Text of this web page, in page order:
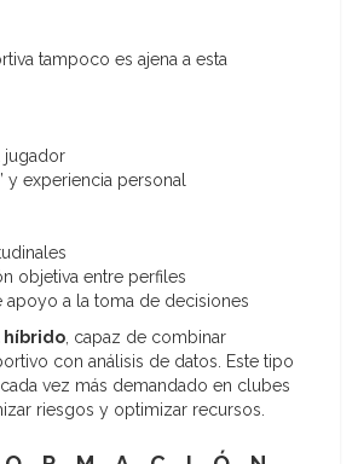
tampoco es ajena a esta
jugador
y experiencia personal
objetiva entre perfiles
apoyo a la toma de decisiones
híbrido, capaz de combinar
con análisis de datos. Este tipo
vez más demandado en clubes
riesgos y optimizar recursos.